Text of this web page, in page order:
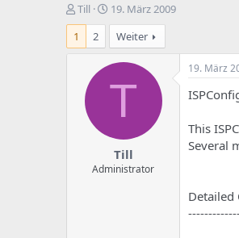
E
r
s
t
Till
E
r
t
e
g
s
d
19. März 2009
1
2 Weiter
T
Till
Administrator
19. März
This
Several
Detailed